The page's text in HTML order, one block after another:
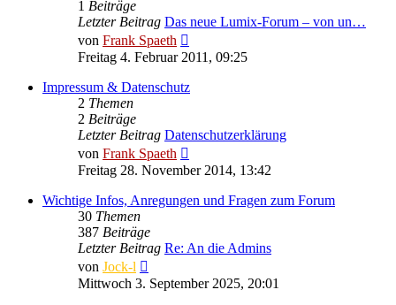
1 Beiträge
Letzter Beitrag Das neue Lumix-Forum – von un…
von Frank Spaeth
Beitrag
Freitag 4. Februar 2011, 09:25
Impressum & Datenschutz
2 Themen
2 Beiträge
Letzter Beitrag Datenschutzerklärung
von Frank Spaeth
Beitrag
Freitag 28. November 2014, 13:42
Wichtige Infos, Anregungen und Fragen zum Forum
30 Themen
387 Beiträge
Letzter Beitrag Re: An die Admins
von Jock-l
Beitrag
Mittwoch 3. September 2025, 20:01